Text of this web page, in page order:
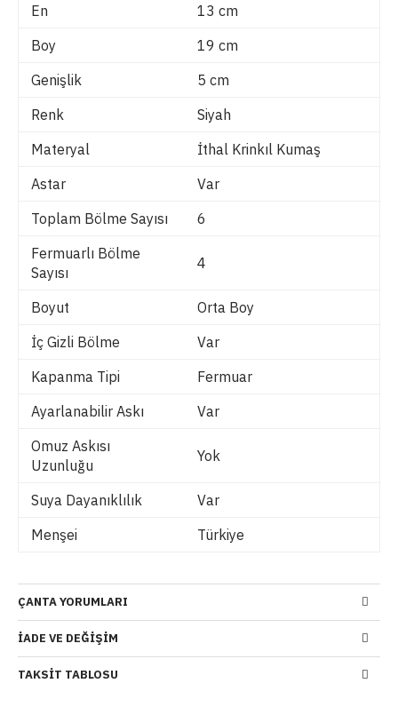
En
13 cm
Boy
19 cm
Genişlik
5 cm
Renk
Siyah
Materyal
İthal Krinkıl Kumaş
Astar
Var
Toplam Bölme Sayısı
6
Fermuarlı Bölme
Sayısı
4
Boyut
Orta Boy
İç Gizli Bölme
Var
Kapanma Tipi
Fermuar
Ayarlanabilir Askı
Var
Omuz Askısı
Uzunluğu
Yok
Suya Dayanıklılık
Var
Menşei
Türkiye
ÇANTA YORUMLARI
İADE VE DEĞIŞIM
TAKSIT TABLOSU